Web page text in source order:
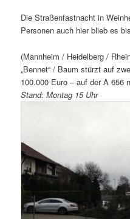
Die Straßenfastnacht in
Personen auch hier blieb es
(Mannheim / Heidelberg /
„Bennet“ / Baum stürzt auf
100.000 Euro – auf der A 656
Stand: Montag 15 Uhr